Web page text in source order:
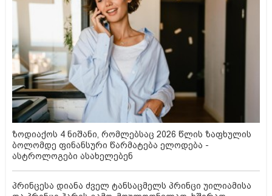
ზოდიაქოს 4 ნიშანი, რომლებსაც 2026 წლის ზაფხულის
ბოლომდე ფინანსური წარმატება ელოდება -
ასტროლოგები ასახელებენ
პრინცესა დიანა ძველ ტანსაცმელს პრინცი უილიამისა